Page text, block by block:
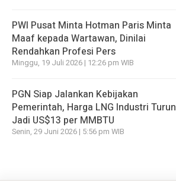
PWI Pusat Minta Hotman Paris Minta
Maaf kepada Wartawan, Dinilai
Rendahkan Profesi Pers
Minggu, 19 Juli 2026 | 12:26 pm WIB
PGN Siap Jalankan Kebijakan
Pemerintah, Harga LNG Industri Turun
Jadi US$13 per MMBTU
Senin, 29 Juni 2026 | 5:56 pm WIB